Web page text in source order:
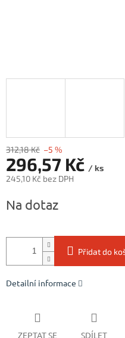
312,18 Kč –5 %
296,57 Kč / ks
245,10 Kč bez DPH
cena:
Na dotaz
Přidat do
Detailní informace
ZEPTAT SE SDÍLET